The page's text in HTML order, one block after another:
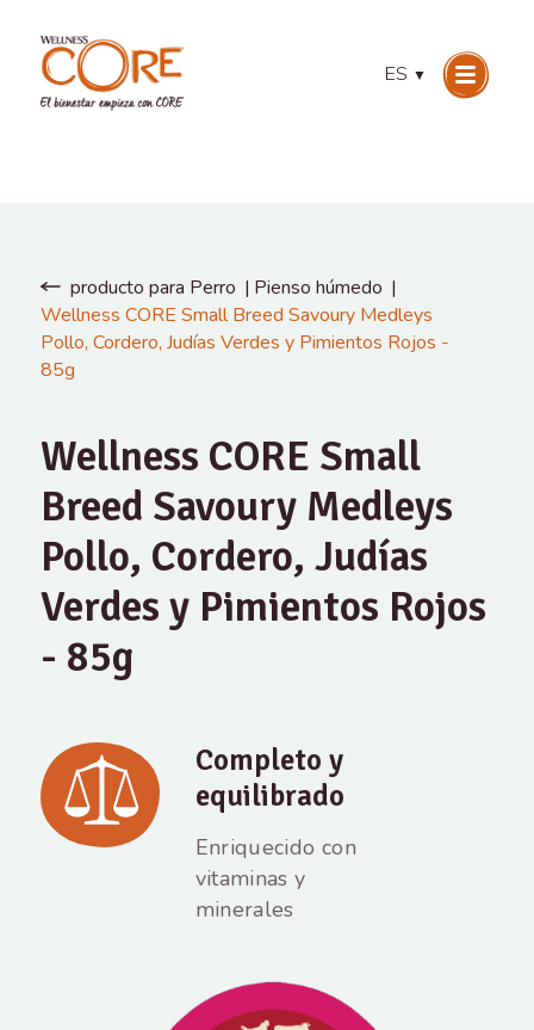
ES ▼
producto para Perro
Pienso húmedo
Wellness CORE Small Breed Savoury Medleys
Pollo, Cordero, Judías Verdes y Pimientos Rojos -
85g
Wellness CORE Small
Breed Savoury Medleys
Pollo, Cordero, Judías
Verdes y Pimientos Rojos
- 85g
Completo y
equilibrado
Enriquecido con
vitaminas y
minerales